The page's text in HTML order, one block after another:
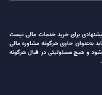
برای خرید خدمات مالی نیست
به‌عنوان حاوی هرگونه مشاوره مالی
و هیچ مسئولیتی در قبال هرگونه